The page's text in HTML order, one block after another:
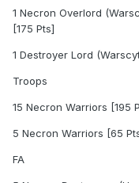
1 Necron Overlord
[175 Pts]
1 Destroyer Lord
Troops
15 Necron Warriors [195
5 Necron Warriors [65
FA